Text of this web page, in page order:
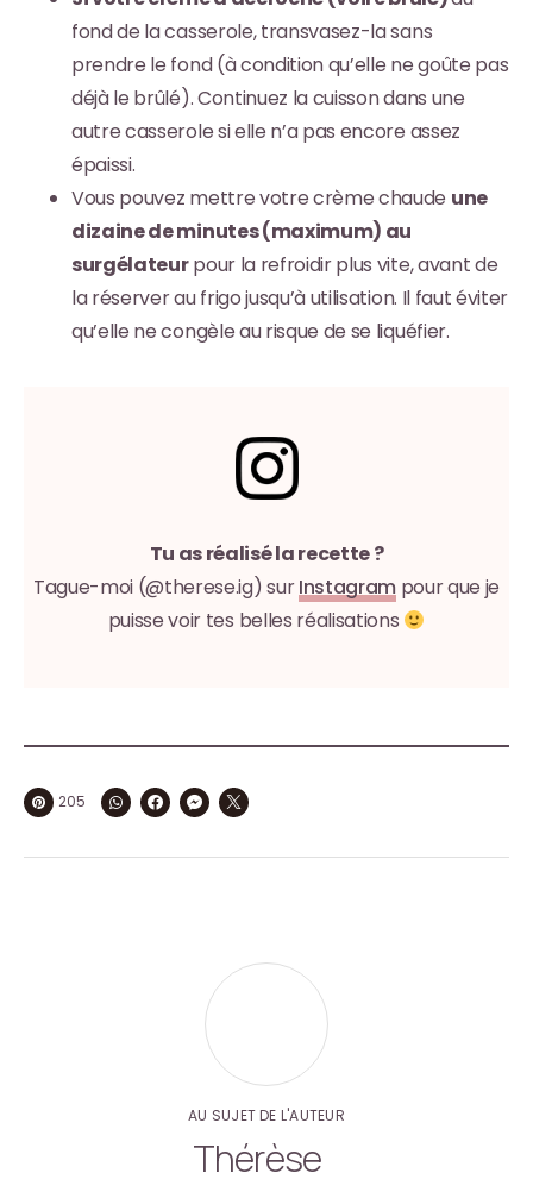
fond de la casserole, transvasez-la sans
prendre le fond (à condition qu’elle ne goûte pas
déjà le brûlé). Continuez la cuisson dans une
autre casserole si elle n’a pas encore assez
épaissi.
Vous pouvez mettre votre crème chaude une
dizaine de minutes (maximum) au
surgélateurpour la refroidir plus vite, avant de
la réserver au frigo jusqu’à utilisation. Il faut éviter
qu’elle ne congèle au risque de se liquéfier.
Tu as réalisé la recette ?
Tague-moi (@therese.ig) surInstagram pour que je
puisse voir tes belles réalisations
205
AU SUJET DE L'AUTEUR
Thérèse